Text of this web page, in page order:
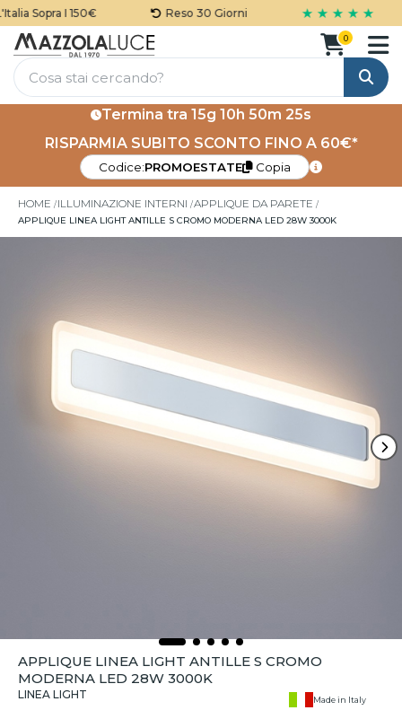
Sopra I 150€ Reso 30 Giorni ★ ★ ★ ★ ★
Cerca
0
Termina tra 15g 10h 50m 25s
RISPARMIA SUBITO SCONTO FINO A 60€*
Codice:PROMOESTATE Copia
HOME ILLUMINAZIONE INTERNI APPLIQUE DA PARETE
APPLIQUE LINEA LIGHT ANTILLE S CROMO MODERNA LED 28W 3000K
APPLIQUE LINEA LIGHT ANTILLE S CROMO
MODERNA LED 28W 3000K
LINEA LIGHT Made in Italy